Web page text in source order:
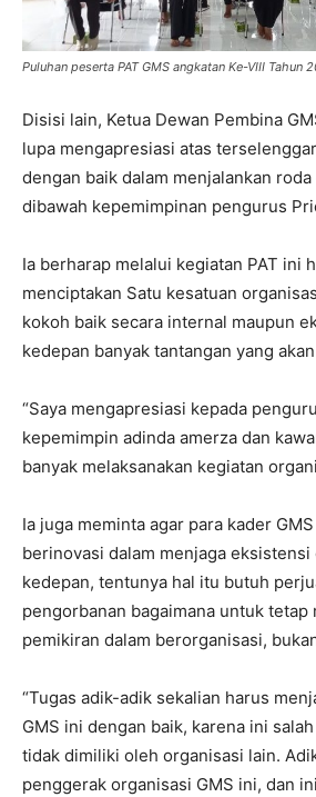
Puluhan peserta PAT GMS angkatan Ke-VIII Tahun
Disisi lain, Ketua Dewan Pembina
lupa mengapresiasi atas
dengan baik dalam menjalankan
dibawah kepemimpinan pengurus
Ia berharap melalui kegiatan PAT ini
menciptakan Satu kesatuan
kokoh baik secara internal maupun
kedepan banyak tantangan yang
“Saya mengapresiasi kepada
kepemimpin adinda amerza dan
banyak melaksanakan kegiatan
Ia juga meminta agar para kader
berinovasi dalam menjaga eksistensi
kedepan, tentunya hal itu butuh
pengorbanan bagaimana untuk tetap
pemikiran dalam berorganisasi,
“Tugas adik-adik sekalian harus
GMS ini dengan baik, karena ini
tidak dimiliki oleh organisasi lain.
penggerak organisasi GMS ini, dan